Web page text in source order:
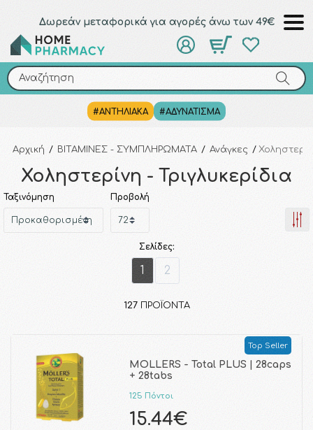
Δωρεάν μεταφορικά για αγορές άνω των 49€
Αναζήτηση
#ΑΝΤΗΛΙΑΚΑ #ΑΔΥΝΑΤΙΣΜΑ
Αναζήτηση
Αρχική / ΒΙΤΑΜΙΝΕΣ - ΣΥΜΠΛΗΡΩΜΑΤΑ / Ανάγκες /
Χοληστερίνη - Τριγλυκερίδια
Ταξινόμηση Προβολή
Σελίδες:
1 2
127ΠΡΟΪΌΝΤΑ
Top Seller
MOLLERS - Total PLUS | 28caps
+ 28tabs
125 Πόντοι
15.44€